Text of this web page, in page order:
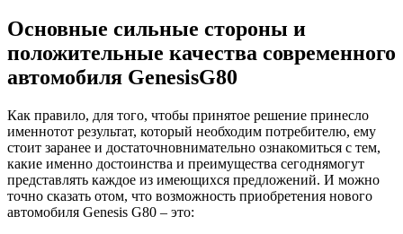
Основные сильные стороны и
положительные качества современного
автомобиля GenesisG80
Как правило, для того, чтобы принятое решение принесло
именнотот результат, который необходим потребителю, ему
стоит заранее и достаточновнимательно ознакомиться с тем,
какие именно достоинства и преимущества сегоднямогут
представлять каждое из имеющихся предложений. И можно
точно сказать отом, что возможность приобретения нового
автомобиля Genesis G80 – это: